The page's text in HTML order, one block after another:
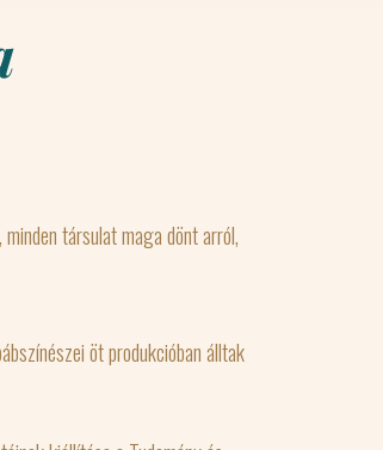
társulat maga dönt arról,
öt produkcióban álltak